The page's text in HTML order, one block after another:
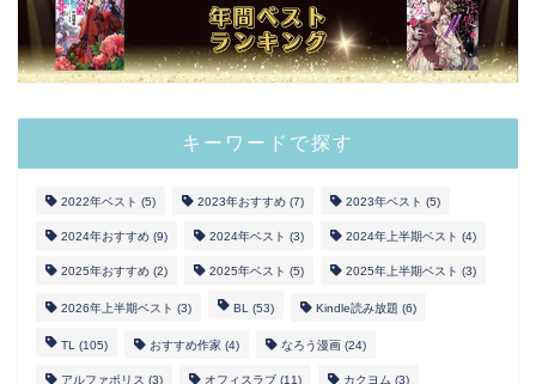
キーワードで探す
2022年ベスト (5) 2023年おすすめ (7) 2023年ベスト (5)
2024年おすすめ (9) 2024年ベスト (3) 2024年上半期ベスト (4)
2025年おすすめ (2) 2025年ベスト (5) 2025年上半期ベスト (3)
2026年上半期ベスト (3) BL (53) Kindle読み放題 (6)
TL (105) おすすめ作家 (4) なろう漫画 (24)
アルファポリス (3) オフィスラブ (11) カクヨム (3)